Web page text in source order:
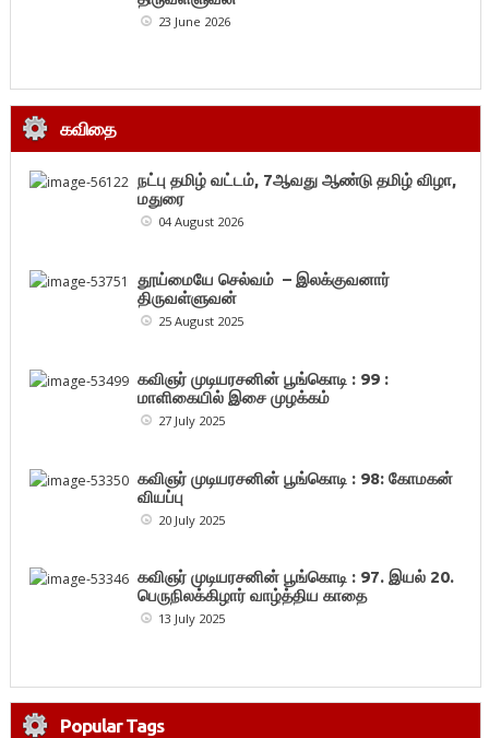
23 June 2026
கவிதை
நட்பு தமிழ் வட்டம், 7ஆவது ஆண்டு தமிழ் விழா,
மதுரை
04 August 2026
தூய்மையே செல்வம் – இலக்குவனார்
திருவள்ளுவன்
25 August 2025
கவிஞர் முடியரசனின் பூங்கொடி : 99 :
மாளிகையில் இசை முழக்கம்
27 July 2025
கவிஞர் முடியரசனின் பூங்கொடி : 98: கோமகன்
வியப்பு
20 July 2025
கவிஞர் முடியரசனின் பூங்கொடி : 97. இயல் 20.
பெருநிலக்கிழார் வாழ்த்திய காதை
13 July 2025
Popular Tags